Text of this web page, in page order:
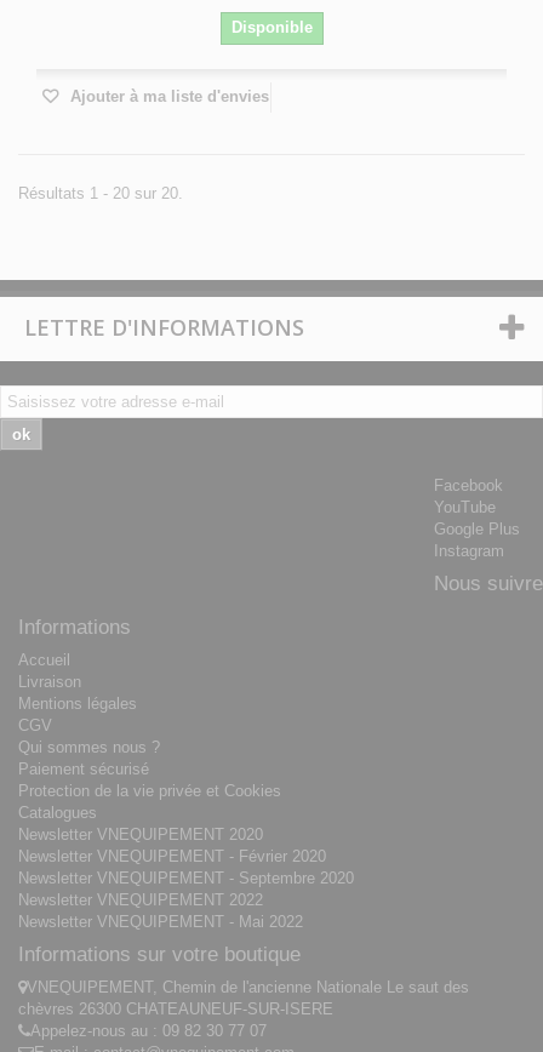
Disponible
Ajouter à ma liste d'envies
Résultats 1 - 20 sur 20.
LETTRE D'INFORMATIONS
ok
Facebook
YouTube
Google Plus
Instagram
Nous suivre
Informations
Accueil
Livraison
Mentions légales
CGV
Qui sommes nous ?
Paiement sécurisé
Protection de la vie privée et Cookies
Catalogues
Newsletter VNEQUIPEMENT 2020
Newsletter VNEQUIPEMENT - Février 2020
Newsletter VNEQUIPEMENT - Septembre 2020
Newsletter VNEQUIPEMENT 2022
Newsletter VNEQUIPEMENT - Mai 2022
Informations sur votre boutique
VNEQUIPEMENT, Chemin de l'ancienne Nationale Le saut des
chèvres 26300 CHATEAUNEUF-SUR-ISERE
Appelez-nous au : 09 82 30 77 07